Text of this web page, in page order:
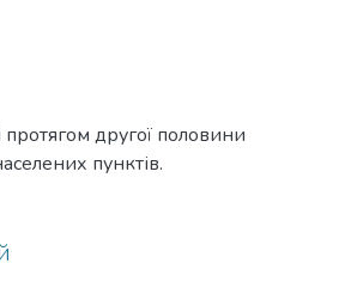
протягом другої половини
пунктів.